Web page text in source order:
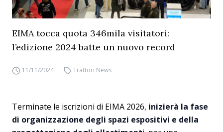
EIMA tocca quota 346mila visitatori:
l’edizione 2024 batte un nuovo record
11/11/2024 Trattori News
Terminate le iscrizioni di EIMA 2026, inizierà la fase
di organizzazione degli spazi espositivi e della